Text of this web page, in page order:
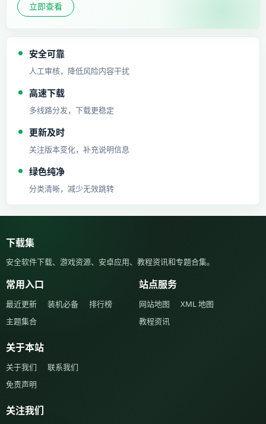
立即查看
安全可靠
人工审核，降低风险内容干扰
高速下载
多线路分发，下载更稳定
更新及时
关注版本变化，补充说明信息
绿色纯净
分类清晰，减少无效跳转
下载集
安全软件下载、游戏资源、安卓应用、教程资讯和专题合集。
常用入口
最近更新 装机必备
排行榜
主题集合
站点服务
网站地图
XML 地图
教程资讯
关于本站
关于我们
联系我们
免责声明
关注我们